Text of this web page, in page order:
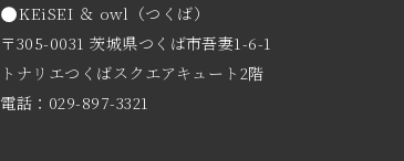
KEiSEI ＆ owl（つくば）
〒305-0031 茨城県つくば市吾妻1-6-1
トナリエつくばスクエアキュート2階
電話：029-897-3321